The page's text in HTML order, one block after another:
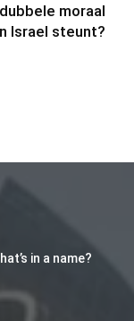
moraal
Israel steunt?
in a name?